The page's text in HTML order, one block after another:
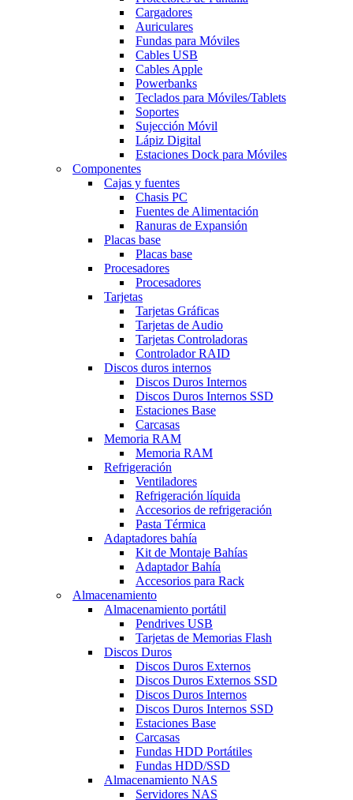
Cargadores
Auriculares
Fundas para Móviles
Cables USB
Cables Apple
Powerbanks
Teclados para Móviles/Tablets
Soportes
Sujección Móvil
Lápiz Digital
Estaciones Dock para Móviles
Componentes
Cajas y fuentes
Chasis PC
Fuentes de Alimentación
Ranuras de Expansión
Placas base
Placas base
Procesadores
Procesadores
Tarjetas
Tarjetas Gráficas
Tarjetas de Audio
Tarjetas Controladoras
Controlador RAID
Discos duros internos
Discos Duros Internos
Discos Duros Internos SSD
Estaciones Base
Carcasas
Memoria RAM
Memoria RAM
Refrigeración
Ventiladores
Refrigeración líquida
Accesorios de refrigeración
Pasta Térmica
Adaptadores bahía
Kit de Montaje Bahías
Adaptador Bahía
Accesorios para Rack
Almacenamiento
Almacenamiento portátil
Pendrives USB
Tarjetas de Memorias Flash
Discos Duros
Discos Duros Externos
Discos Duros Externos SSD
Discos Duros Internos
Discos Duros Internos SSD
Estaciones Base
Carcasas
Fundas HDD Portátiles
Fundas HDD/SSD
Almacenamiento NAS
Servidores NAS